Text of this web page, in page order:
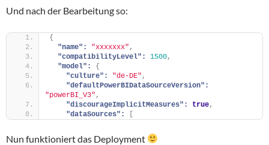
Und nach der Bearbeitung so:
{
"name":
"xxxxxxx" ,
"compatibilityLevel":
1500,
"model":
{
"culture":
"de-DE" ,
"defaultPowerBIDataSourceVersion":
"powerBI_V3" ,
"discourageImplicitMeasures":
true,
"dataSources":
[
Nun funktioniert das Deployment